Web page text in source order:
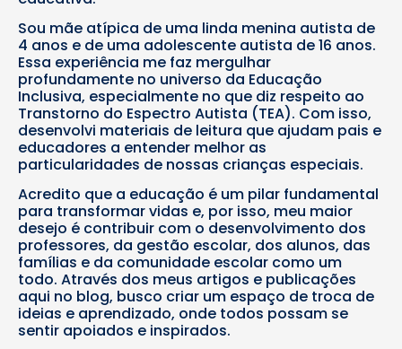
Sou mãe atípica de uma linda menina autista de
4 anos e de uma adolescente autista de 16 anos.
Essa experiência me faz mergulhar
profundamente no universo da Educação
Inclusiva, especialmente no que diz respeito ao
Transtorno do Espectro Autista (TEA). Com isso,
desenvolvi materiais de leitura que ajudam pais e
educadores a entender melhor as
particularidades de nossas crianças especiais.
Acredito que a educação é um pilar fundamental
para transformar vidas e, por isso, meu maior
desejo é contribuir com o desenvolvimento dos
professores, da gestão escolar, dos alunos, das
famílias e da comunidade escolar como um
todo. Através dos meus artigos e publicações
aqui no blog, busco criar um espaço de troca de
ideias e aprendizado, onde todos possam se
sentir apoiados e inspirados.